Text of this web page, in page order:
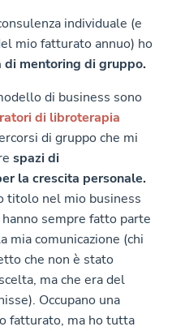
individuale (e
mio fatturato annuo) ho
di mentoring di gruppo.
di business sono
di libroterapia
di gruppo che mi
spazi di
la crescita personale.
titolo nel mio business
sempre fatto parte
mia comunicazione (chi
che non è stato
ma che era del
Occupano una
fatturato, ma ho tutta